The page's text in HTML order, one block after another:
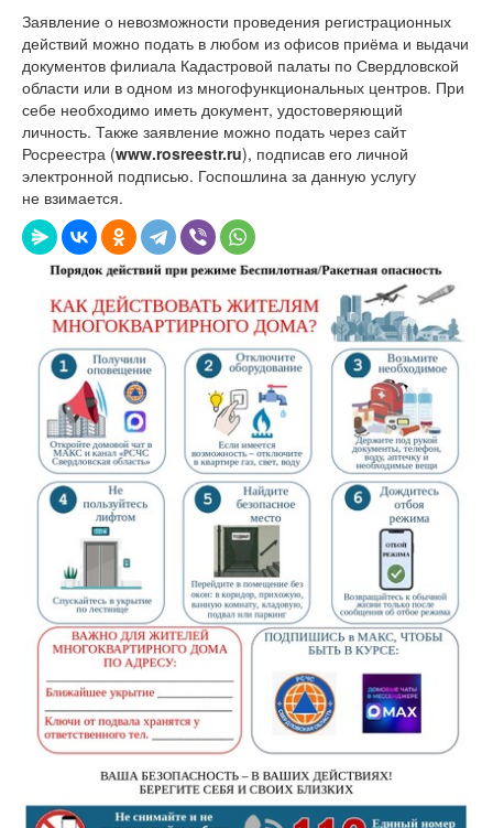
Заявление о невозможности проведения регистрационных
действий можно подать в любом из офисов приёма и выдачи
документов филиала Кадастровой палаты по Свердловской
области или в одном из многофункциональных центров. При
себе необходимо иметь документ, удостоверяющий
личность. Также заявление можно подать через сайт
Росреестра (www.rosreestr.ru), подписав его личной
электронной подписью. Госпошлина за данную услугу
не взимается.